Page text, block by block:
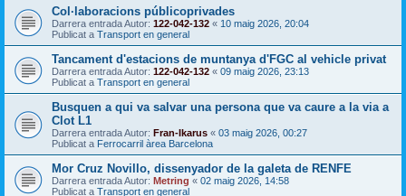
Col·laboracions públicoprivades
Darrera entrada Autor: 122-042-132 « 10 maig 2026, 20:04
Publicat a Transport en general
Tancament d'estacions de muntanya d'FGC al vehicle privat
Darrera entrada Autor: 122-042-132 « 09 maig 2026, 23:13
Publicat a Transport en general
Busquen a qui va salvar una persona que va caure a la via a
Clot L1
Darrera entrada Autor: Fran-Ikarus « 03 maig 2026, 00:27
Publicat a Ferrocarril àrea Barcelona
Mor Cruz Novillo, dissenyador de la galeta de RENFE
Darrera entrada Autor: Metring « 02 maig 2026, 14:58
Publicat a Transport en general